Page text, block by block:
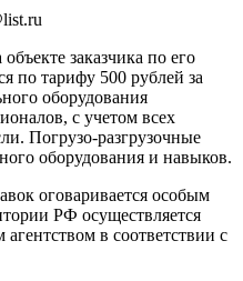
заказчика по его
по тарифу 500 рублей за
оборудования
с учетом всех
Погрузо-разгрузочные
оборудования и навыков.
оговаривается особым
РФ осуществляется
в соответствии с